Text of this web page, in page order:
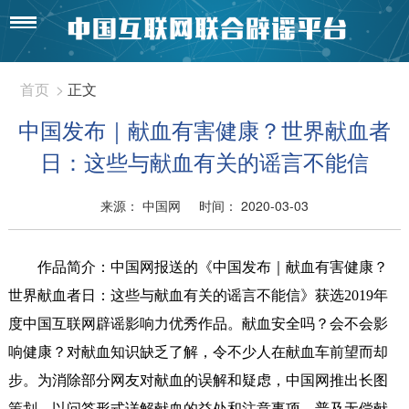
首页 > 正文
中国发布｜献血有害健康？世界献血者
日：这些与献血有关的谣言不能信
来源： 中国网 时间： 2020-03-03
作品简介：中国网报送的《中国发布｜献血有害健康？
世界献血者日：这些与献血有关的谣言不能信》获选2019年
度中国互联网辟谣影响力优秀作品。 献血安全吗？会不会影
响健康？对献血知识缺乏了解，令不少人在献血车前望而却
步。为消除部分网友对献血的误解和疑虑，中国网推出长图